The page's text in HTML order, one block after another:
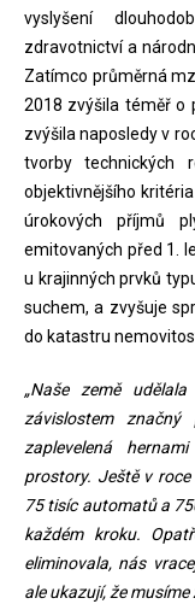
vyslyšení
zdravotnictví a
Zatímco průměrná
2018 zvýšila téměř o
zvýšila naposledy v
tvorby technických
objektivnějšího
úrokových příjmů
emitovaných před 1.
u krajinných prvků
suchem, a zvyšuje
do katastru
„Naše země
závislostem
zaplevelená
prostory. Ještě v
75 tisíc automatů a
každém kroku.
eliminovala, nás
ale ukazují, že